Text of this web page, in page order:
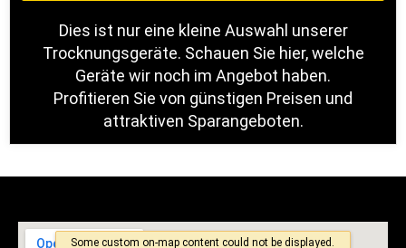
Dies ist nur eine kleine Auswahl unserer
Trocknungsgeräte. Schauen Sie hier, welche
Geräte wir noch im Angebot haben.
Profitieren Sie von günstigen Preisen und
attraktiven Sparangeboten.